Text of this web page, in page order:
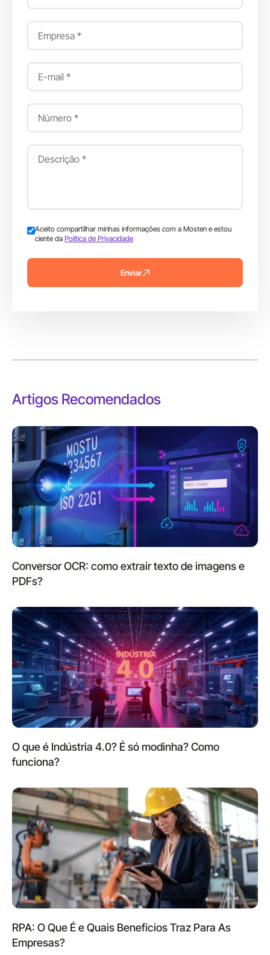
Aceito compartilhar minhas informações com a Mosten e estou
ciente da Política de Privacidade
Enviar
Artigos Recomendados
Conversor OCR: como extrair texto de imagens e
PDFs?
O que é Indústria 4.0? É só modinha? Como
funciona?
RPA: O Que É e Quais Benefícios Traz Para As
Empresas?